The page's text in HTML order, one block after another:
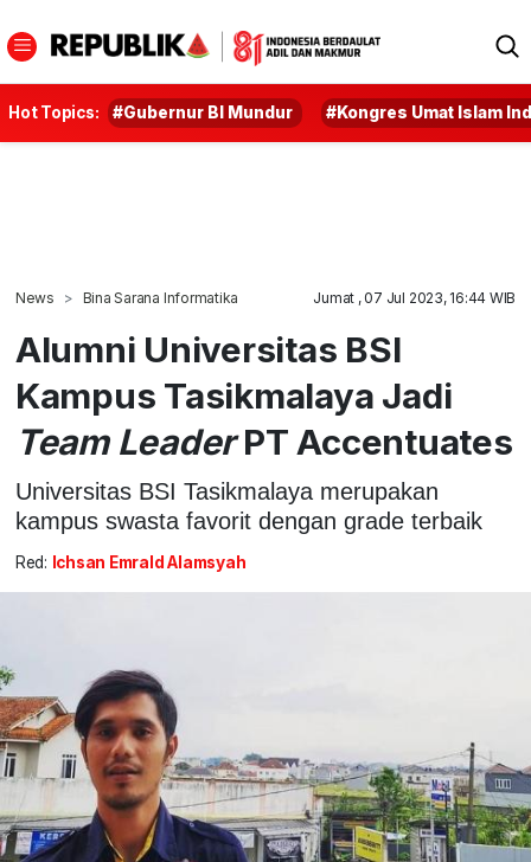
Hot Topics: #Gubernur BI Mundur #Kongres Umat Islam
News Bina Sarana Informatika Jumat , 07 Jul 2023, 16:44 WIB
Alumni Universitas BSI
Kampus Tasikmalaya Jadi
Team LeaderPT Accentuates
Universitas BSI Tasikmalaya merupakan
kampus swasta favorit dengan grade terbaik
Red: Ichsan Emrald Alamsyah